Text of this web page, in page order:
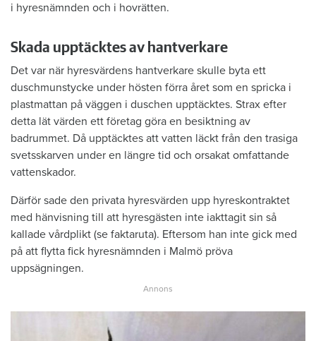
i hyresnämnden och i hovrätten.
Skada upptäcktes av hantverkare
Det var när hyresvärdens hantverkare skulle byta ett
duschmunstycke under hösten förra året som en spricka i
plastmattan på väggen i duschen upptäcktes. Strax efter
detta lät värden ett företag göra en besiktning av
badrummet. Då upptäcktes att vatten läckt från den trasiga
svetsskarven under en längre tid och orsakat omfattande
vattenskador.
Därför sade den privata hyresvärden upp hyreskontraktet
med hänvisning till att hyresgästen inte iakttagit sin så
kallade vårdplikt (se faktaruta). Eftersom han inte gick med
på att flytta fick hyresnämnden i Malmö pröva
uppsägningen.